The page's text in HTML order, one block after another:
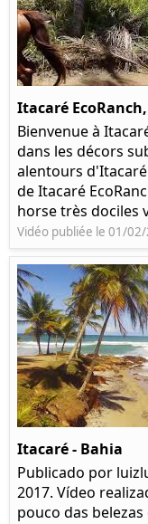
Itacaré
Bienvenue à
dans les décors
alentours
de Itacaré
horse très dociles
Vidéo publiée le 01/
Itacaré - Bahia
Publicado por
2017. Vídeo
pouco das